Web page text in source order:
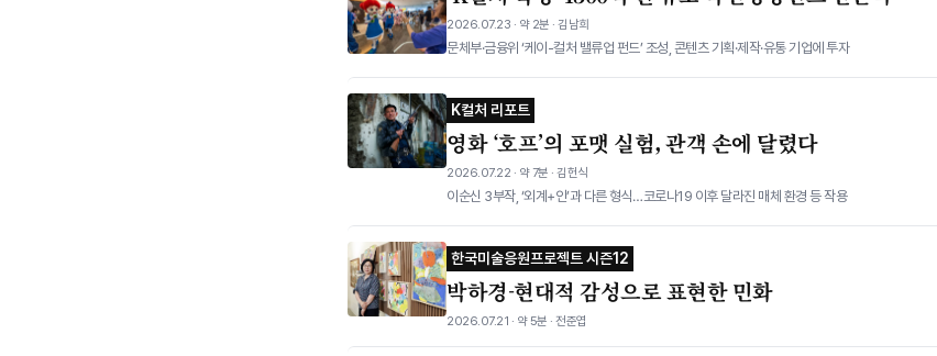
2026.07.23 · 약 2분 · 김남희
문체부·금융위 ‘케이-컬처 밸류업 펀드’ 조성, 콘텐츠 기획·제작·유통 기업에 투자
K컬처 리포트
영화 ‘호프’의 포맷 실험, 관객 손에 달렸다
2026.07.22 · 약 7분 · 김헌식
이순신 3부작, ‘외계+인’과 다른 형식…코로나19 이후 달라진 매체 환경 등 작용
한국미술응원프로젝트 시즌12
박하경-현대적 감성으로 표현한 민화
2026.07.21 · 약 5분 · 전준엽